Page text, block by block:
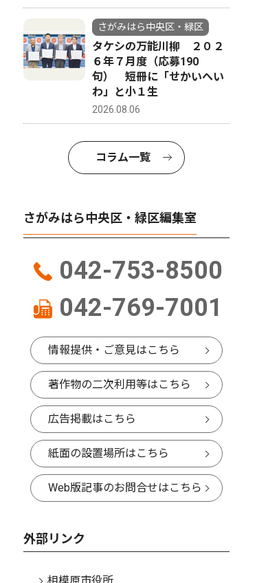
さがみはら中央区・緑区
タケシの万能川柳 ２０２
６年７月度（応募190
句） 短冊に「せかいへい
わ」と小１生
2026.08.06
コラム一覧
さがみはら中央区・緑区編集室
042-753-8500
042-769-7001
情報提供・ご意見はこちら
著作物の二次利用等はこちら
広告掲載はこちら
紙面の設置場所はこちら
Web版記事のお問合せはこちら
外部リンク